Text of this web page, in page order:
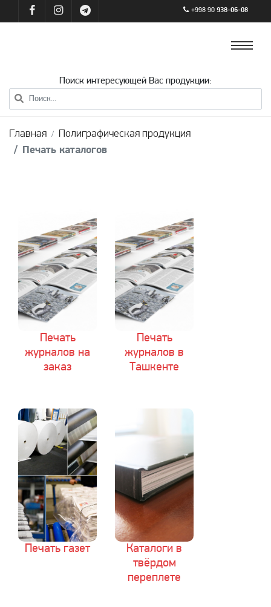
+998 90 938-06-08
Поиск интересующей Вас продукции:
Главная
Полиграфическая продукция
Печать каталогов
Печать
журналов на
заказ
Печать
журналов в
Ташкенте
Печать газет
Каталоги в
твёрдом
переплете